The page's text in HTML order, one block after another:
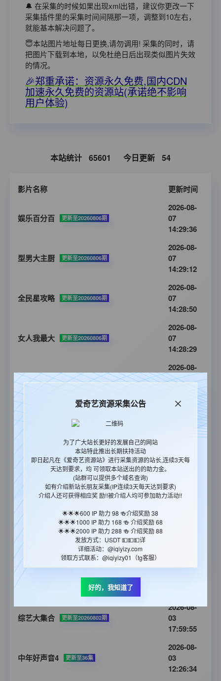
🔔 在采集的时候如果出现xml出错，建议你更改一下
采集插件里的采集时间间隔那一项，调整到10左右，
就能基本解决问题了。
😇本站图片地址每日更换,请勿调用! 采集的同时，请
把图片下载到本地，以免杜绝日后出现类似图片失效
的情况。
🎉郑重承诺：资源永久免费,国内CDN
加速永久免费的资源站(承诺绝不影响
用户体验)
本站统计 65601 今日更新 54
影片名称 更新时间
娱乐百分百 更新至20260806期
2026-08-
07
14:29:36
型男大主厨 更新至20260806期
2026-08-
07
14:29:12
全民星攻略 更新至20260806期
2026-08-
07
14:28:50
女人我最大 更新至20260806期
2026-08-
07
14:28:29
11点热吵店 更新至20260806期
2026-08-
07
小姐不熙娣 更新至20260730期
2026-08-
食尚玩家 更新至20260805期
06
饥饿游戏 更新至20260726期
2026-08-
05
更新至20260802期
更新至34集
2026-08-
综艺大集合 更新至20260802期
2026-08-
03
17:59:55
中年好声音4 更新至36集
2026-08-
03
12:26:34
爱奇艺资源采集公告
为了广大站长更好的发展自己的网站
本站特此推出长期扶持活动
即日起凡在《爱奇艺资源站》进行采集资源的站长,连续3天每
天达到要求，均 可领取本站送出的的助力金。
(站群可以提供多个域名查询)
如有介绍新站长朋友采集(IP连续3天每天达到要求)
介绍人还可获得相应奖 励!!被介绍人均可参加助力活动!!
🌟🌟🌟600 IP 助力 98 🍻介绍奖励 38
🌟🌟🌟1000 IP 助力 168 🍻 介绍奖励 68
🌟🌟🌟2000 IP 助力 288 🍻 介绍奖励 88
发放方式：USDT 💵💵💵详
详细活动：@iqiyizy.com
领取方式联系：@iqiyizy01（tg客服）
好的，我知道了